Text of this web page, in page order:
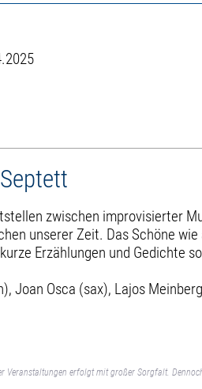
zwischen improvisierter
unserer Zeit. Das Schöne
Erzählungen und Gedichte
Joan Osca (sax), Lajos
Veranstaltungen erfolgt mit großer Sorgfalt.